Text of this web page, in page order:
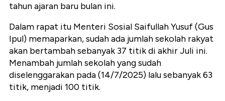
tahun ajaran baru bulan ini.
Dalam rapat itu Menteri Sosial Saifullah Yusuf (Gus
Ipul) memaparkan, sudah ada jumlah sekolah rakyat
akan bertambah sebanyak 37 titik di akhir Juli ini.
Menambah jumlah sekolah yang sudah
diselenggarakan pada (14/7/2025) lalu sebanyak 63
titik, menjadi 100 titik.